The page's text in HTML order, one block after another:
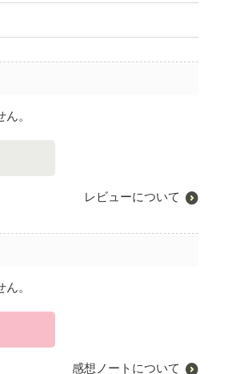
。
レビューについて
。
感想ノートについて